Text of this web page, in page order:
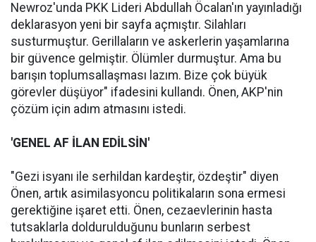
Newroz'unda PKK Lideri Abdullah Öcalan'ın yayınladığı
deklarasyon yeni bir sayfa açmıştır. Silahları
susturmuştur. Gerillaların ve askerlerin yaşamlarına
bir güvence gelmiştir. Ölümler durmuştur. Ama bu
barışın toplumsallaşması lazım. Bize çok büyük
görevler düşüyor" ifadesini kullandı. Önen, AKP'nin
çözüm için adım atmasını istedi.
'GENEL AF İLAN EDİLSİN'
"Gezi isyanı ile serhildan kardeştir, özdeştir" diyen
Önen, artık asimilasyoncu politikaların sona ermesi
gerektiğine işaret etti. Önen, cezaevlerinin hasta
tutsaklarla doldurulduğunu bunların serbest